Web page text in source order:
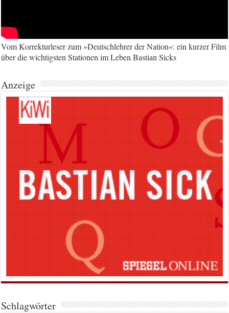
Vom Korrekturleser zum »Deutschlehrer der Nation«: ein kurzer Film
über die wichtigsten Stationen im Leben Bastian Sicks
Anzeige
Schlagwörter